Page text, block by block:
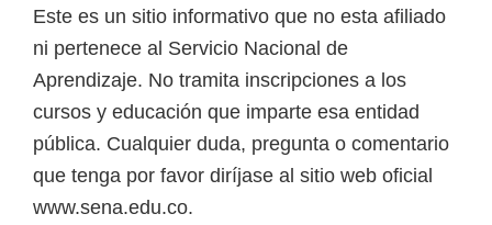
c
u
r
s
o
s
v
Este es un sitio informativo que no esta afiliado
ni pertenece al Servicio Nacional de
Aprendizaje. No tramita inscripciones a los
cursos y educación que imparte esa entidad
pública. Cualquier duda, pregunta o comentario
que tenga por favor diríjase al sitio web oficial
www.sena.edu.co.